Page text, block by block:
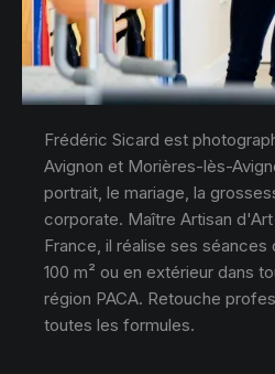
Frédéric Sicard est
Avignon et Morières-lès-
portrait, le mariage, la
corporate. Maître Artisan
France, il réalise ses séances
100 m² ou en extérieur dans
région PACA. Retouche
toutes les formules.